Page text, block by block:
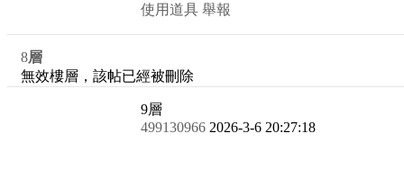
使用道具 舉報
8層
無效樓層，該帖已經被刪除
9層
499130966 2026-3-6 20:27:18